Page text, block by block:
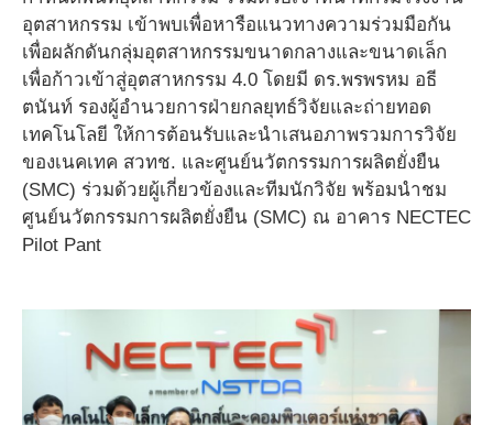
อุตสาหกรรม เข้าพบเพื่อหารือแนวทางความร่วมมือกัน
เพื่อผลักดันกลุ่มอุตสาหกรรมขนาดกลางและขนาดเล็ก
เพื่อก้าวเข้าสู่อุตสาหกรรม 4.0 โดยมี ดร.พรพรหม อธี
ตนันท์ รองผู้อำนวยการฝ่ายกลยุทธ์วิจัยและถ่ายทอด
เทคโนโลยี ให้การต้อนรับและนำเสนอภาพรวมการวิจัย
ของเนคเทค สวทช. และศูนย์นวัตกรรมการผลิตยั่งยืน
(SMC) ร่วมด้วยผู้เกี่ยวข้องและทีมนักวิจัย พร้อมนำชม
ศูนย์นวัตกรรมการผลิตยั่งยืน (SMC) ณ อาคาร NECTEC
Pilot Pant